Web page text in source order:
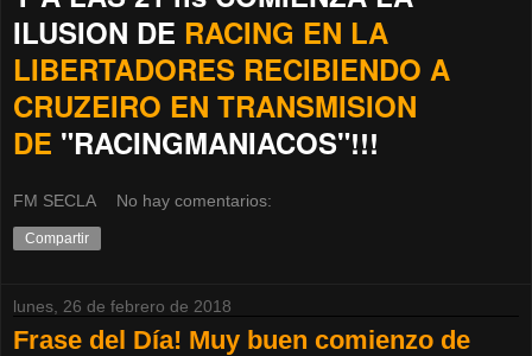
ILUSION DE RACING EN LA
LIBERTADORES RECIBIENDO A
CRUZEIRO EN TRANSMISION
DE "RACINGMANIACOS"!!!
FM SECLA No hay comentarios:
Compartir
lunes, 26 de febrero de 2018
Frase del Día! Muy buen comienzo de